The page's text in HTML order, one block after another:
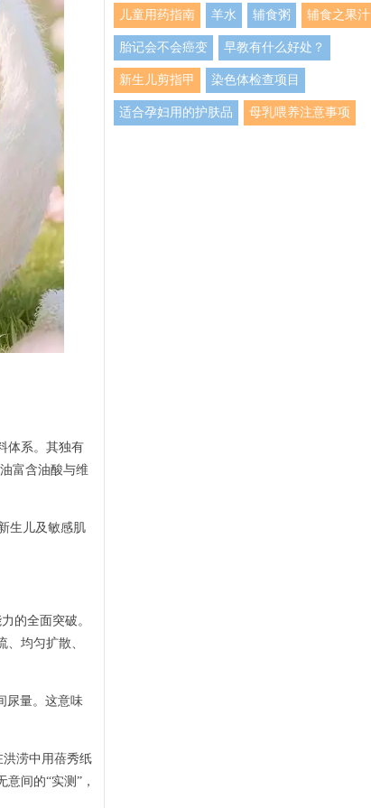
体系。其独有
富含油酸与维
生儿及敏感肌
的全面突破。
均匀扩散、
尿量。这意味
涝中用蓓秀纸
间的“实测”，
儿童用药指南 羊水 辅食粥 辅食之果汁
胎记会不会癌变 早教有什么好处？
新生儿剪指甲 染色体检查项目
适合孕妇用的护肤品 母乳喂养注意事项